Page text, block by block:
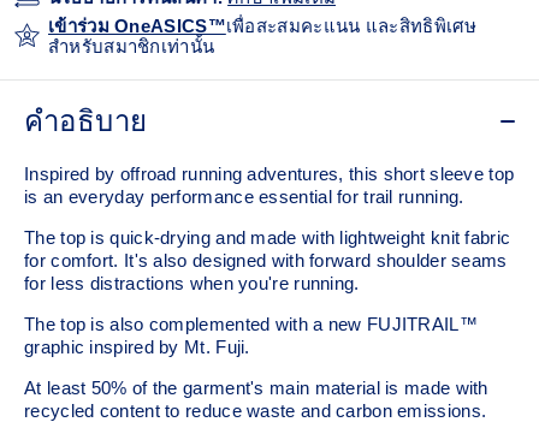
เข้าร่วม OneASICS™เพื่อสะสมคะแนน และสิทธิพิเศษ
สำหรับสมาชิกเท่านั้น
คำอธิบาย
Inspired by offroad running adventures, this short sleeve top
is an everyday performance essential for trail running.
The top is quick-drying and made with lightweight knit fabric
for comfort. It's also designed with forward shoulder seams
for less distractions when you're running.
The top is also complemented with a new FUJITRAIL™
graphic inspired by Mt. Fuji.
At least 50% of the garment's main material is made with
recycled content to reduce waste and carbon emissions.